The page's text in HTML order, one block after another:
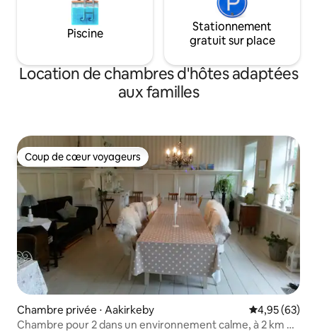
Piscine
Stationnement
gratuit sur place
Location de chambres d'hôtes adaptées
aux familles
Coup de cœur voyageurs
Coup de cœur voyageurs
Chambre privée ⋅ Aakirkeby Évaluation
4,95 (63)
Chambre pour 2 dans un environnement calme, à 2 km de